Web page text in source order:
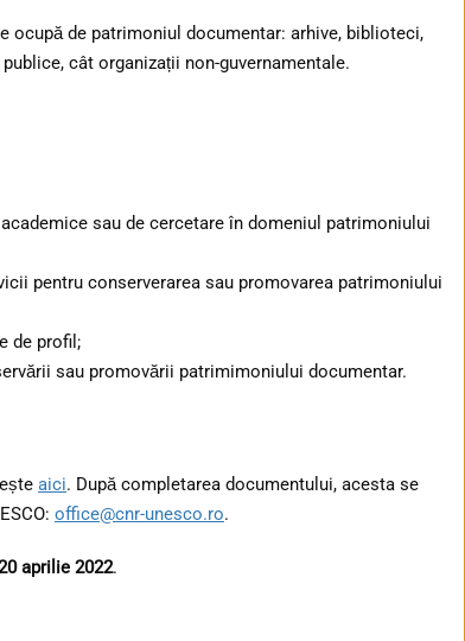
ocupă de patrimoniul documentar: arhive, biblioteci,
cât organizații non-guvernamentale.
sau de cercetare în domeniul patrimoniului
pentru conserverarea sau promovarea patrimoniului
de profil;
sau promovării patrimimoniului documentar.
aici. După completarea documentului, acesta se
office@cnr-unesco.ro.
aprilie 2022.